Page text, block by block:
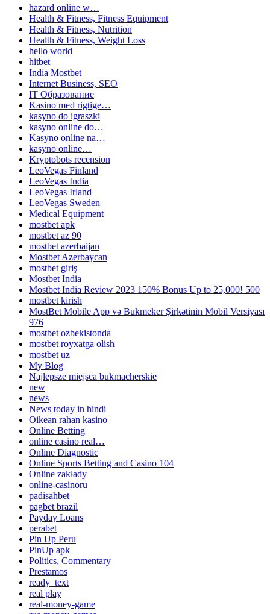
hazard online w…
Health & Fitness, Fitness Equipment
Health & Fitness, Nutrition
Health & Fitness, Weight Loss
hello world
hitbet
India Mostbet
Internet Business, SEO
IT Образование
Kasino med rigtige…
kasyno do igraszki
kasyno online do…
Kasyno online na…
kasyno online…
Kryptobots recension
LeoVegas Finland
LeoVegas India
LeoVegas Irland
LeoVegas Sweden
Medical Equipment
mostbet apk
mostbet az 90
mostbet azerbaijan
Mostbet Azerbaycan
mostbet giriş
Mostbet India
Mostbet India Review 2023 150% Bonus Up to 25,000! 500
mostbet kirish
MostBet Mobile App və Bukmeker Şirkətinin Mobil Versiyası
976
mostbet ozbekistonda
mostbet royxatga olish
mostbet uz
My Blog
Najlepsze miejsca bukmacherskie
new
news
News today in hindi
Oikean rahan kasino
Online Betting
online casino real…
Online Diagnostic
Online Sports Betting and Casino 104
Online zakłady
online-casinoru
padisahbet
pagbet brazil
Payday Loans
perabet
Pin Up Peru
PinUp apk
Politics, Commentary
Prestamos
ready_text
real play
real-money-game